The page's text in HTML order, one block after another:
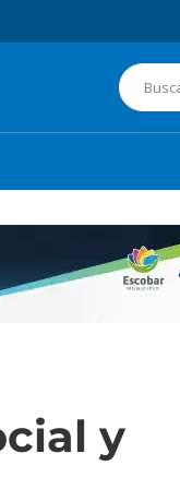
y